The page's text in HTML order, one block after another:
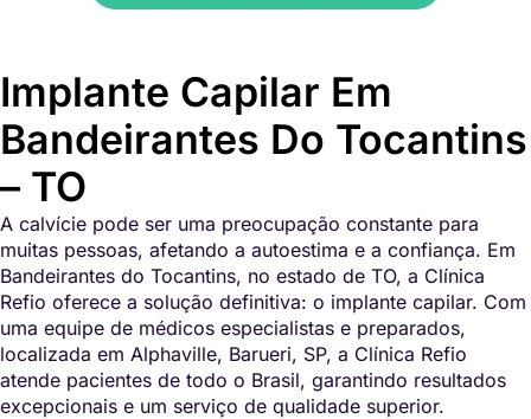
Implante Capilar Em
Bandeirantes Do Tocantins
– TO
A calvície pode ser uma preocupação constante para
muitas pessoas, afetando a autoestima e a confiança. Em
Bandeirantes do Tocantins, no estado de TO, a Clínica
Refio oferece a solução definitiva: o implante capilar. Com
uma equipe de médicos especialistas e preparados,
localizada em Alphaville, Barueri, SP, a Clínica Refio
atende pacientes de todo o Brasil, garantindo resultados
excepcionais e um serviço de qualidade superior.